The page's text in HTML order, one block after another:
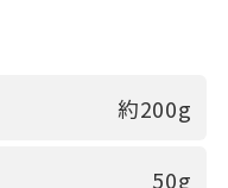
約200g
50g